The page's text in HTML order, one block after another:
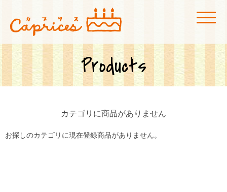
菓子工房カプリス
広島市安佐北区にある玖村駅付近のケーキ屋「菓子工房カプリス」です。店
内にカフェスペースも併設、真っ赤な看板が目印です！
Products
カテゴリに商品がありません
お探しのカテゴリに現在登録商品がありません。